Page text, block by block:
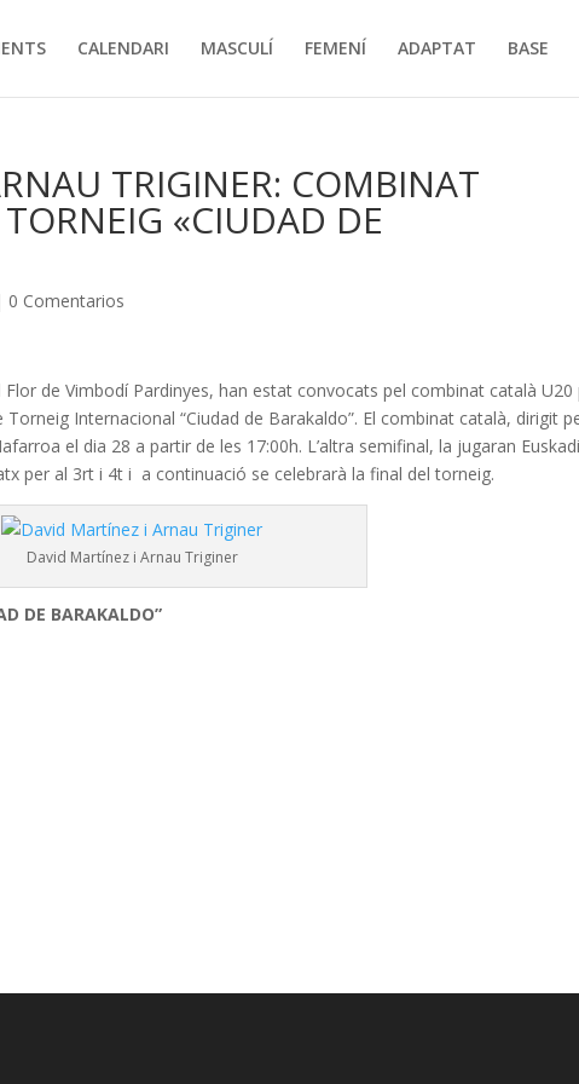
CALENDARI MASCULÍ FEMENÍ ADAPTAT BASE
TRIGINER: COMBINAT
«CIUDAD DE
0 Comentarios
de Vimbodí Pardinyes, han estat convocats pel combinat català U20
Internacional “Ciudad de Barakaldo”. El combinat català, dirigit
el dia 28 a partir de les 17:00h. L’altra semifinal, la jugaran Euskadi
per al 3rt i 4t i a continuació se celebrarà la final del torneig.
David Martínez i Arnau Triginer
DE BARAKALDO”